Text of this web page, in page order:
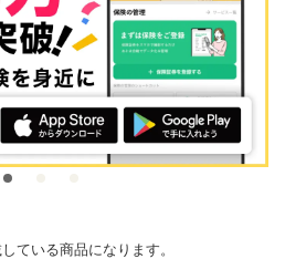
ている商品になります。